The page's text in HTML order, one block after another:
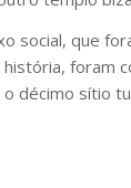
social, que
foram
décimo sítio